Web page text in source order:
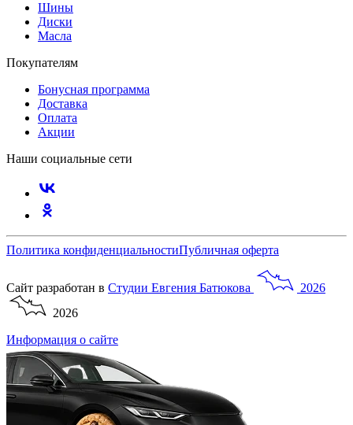
Шины
Диски
Масла
Покупателям
Бонусная программа
Доставка
Оплата
Акции
Наши социальные сети
Политика конфиденциальностиПубличная оферта
Сайт разработан в Студии Евгения Батюкова
2026
2026
Информация о сайте